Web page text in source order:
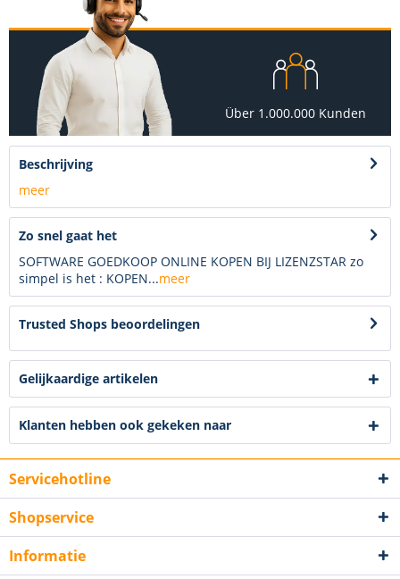
Über 1.000.000 Kunden
Beschrijving
meer
Zo snel gaat het
SOFTWARE GOEDKOOP ONLINE KOPEN BIJ LIZENZSTAR zo
simpel is het : KOPEN...meer
Trusted Shops beoordelingen
Gelijkaardige artikelen
Klanten hebben ook gekeken naar
Servicehotline
Shopservice
Informatie